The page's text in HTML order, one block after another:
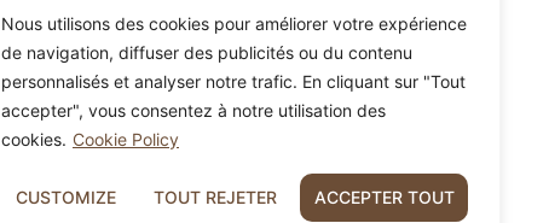
Nous utilisons des cookies pour améliorer votre expérience
de navigation, diffuser des publicités ou du contenu
personnalisés et analyser notre trafic. En cliquant sur "Tout
accepter", vous consentez à notre utilisation des
cookies. Cookie Policy
CUSTOMIZE TOUT REJETER ACCEPTER TOUT